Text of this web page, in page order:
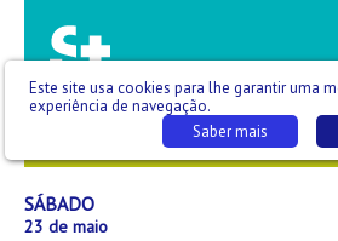
SÁB23
SÁBADO
23 de maio
Este site usa cookies para lhe garantir uma
experiência de navegação.
Saber mais